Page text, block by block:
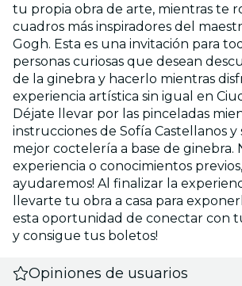
tu propia obra de arte, mientras te
cuadros más inspiradores del
Gogh. Esta es una invitación para
personas curiosas que desean
de la ginebra y hacerlo mientras
experiencia artística sin igual en
Déjate llevar por las pinceladas
instrucciones de Sofía Castellanos y
mejor coctelería a base de ginebra.
experiencia o conocimientos previos,
ayudaremos! Al finalizar la
llevarte tu obra a casa para
esta oportunidad de conectar con
y consigue tus boletos!
Opiniones de usuarios